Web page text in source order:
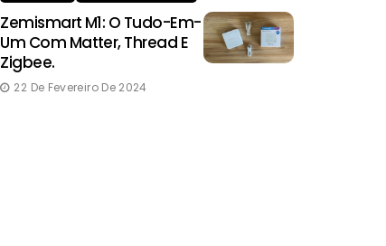
Zemismart M1: O Tudo-Em-
Um Com Matter, Thread E
Zigbee.
22 De Fevereiro De 2024